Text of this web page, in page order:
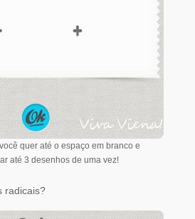
quer até o espaço em branco e
até 3 desenhos de uma vez!
radicais?